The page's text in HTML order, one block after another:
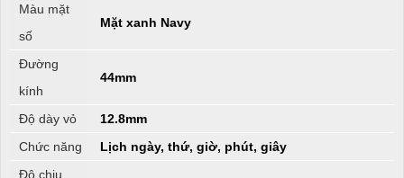
Màu mặt
số
Mặt xanh Navy
Đường
kính
44mm
Độ dày vỏ
12.8mm
Chức năng
Lịch ngày, thứ, giờ, phút, giây
Độ chịu